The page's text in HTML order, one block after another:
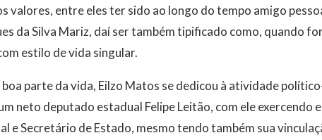
valores, entre eles ter sido ao longo do tempo amigo
da Silva Mariz, daí ser também tipificado como, quando
estilo de vida singular.
parte da vida, Eilzo Matos se dedicou à atividade
neto deputado estadual Felipe Leitão, com ele exercendo
e Secretário de Estado, mesmo tendo também sua